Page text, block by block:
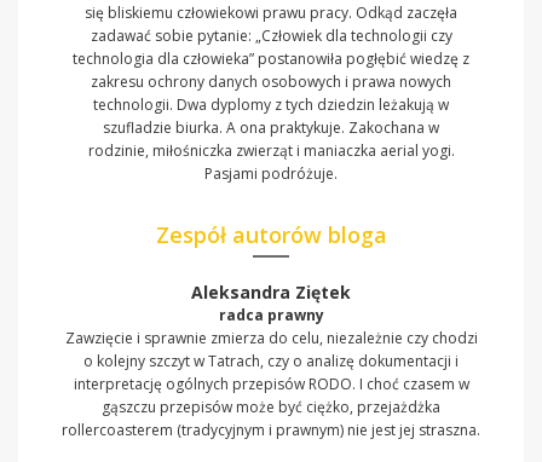
się bliskiemu człowiekowi prawu pracy. Odkąd zaczęła
zadawać sobie pytanie: „Człowiek dla technologii czy
technologia dla człowieka” postanowiła pogłębić wiedzę z
zakresu ochrony danych osobowych i prawa nowych
technologii. Dwa dyplomy z tych dziedzin leżakują w
szufladzie biurka. A ona praktykuje. Zakochana w
rodzinie, miłośniczka zwierząt i maniaczka aerial yogi.
Pasjami podróżuje.
Zespół autorów bloga
Aleksandra Ziętek
radca prawny
Zawzięcie i sprawnie zmierza do celu, niezależnie czy chodzi
o kolejny szczyt w Tatrach, czy o analizę dokumentacji i
interpretację ogólnych przepisów RODO. I choć czasem w
gąszczu przepisów może być ciężko, przejażdżka
rollercoasterem (tradycyjnym i prawnym) nie jest jej straszna.